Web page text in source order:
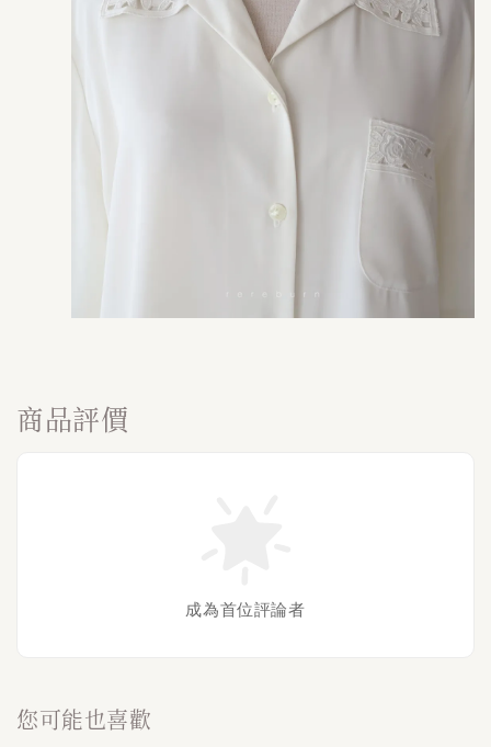
商品評價
成為首位評論者
您可能也喜歡